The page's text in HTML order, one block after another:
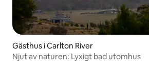
Gästhus i Carlton River
Njut av naturen: Lyxigt bad utomhus